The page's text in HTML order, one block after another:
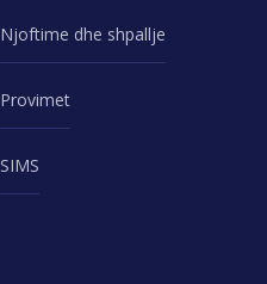
Njoftime dhe shpallje
Provimet
SIMS